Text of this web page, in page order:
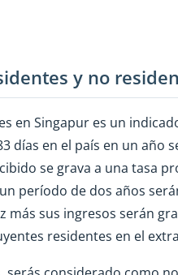
y no
en Singapur es un
días en el país en un año
se grava a una tasa
período de dos años
más sus ingresos serán
residentes en el